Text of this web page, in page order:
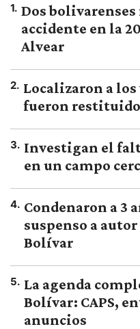
1. Dos
accidente en la
Alvear
2. Localizaron a
fueron
3. Investigan el
en un campo
4. Condenaron a 3
suspenso a
Bolívar
5. La agenda
Bolívar: CAPS,
anuncios